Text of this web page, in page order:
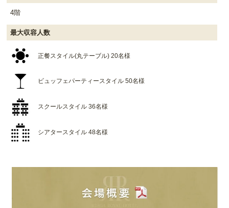
4階
最大収容人数
正餐スタイル(丸テーブル) 20名様
ビュッフェパーティースタイル 50名様
スクールスタイル 36名様
シアタースタイル 48名様